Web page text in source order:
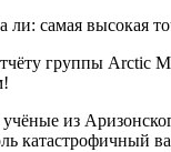
ли: самая высокая
группы Arctic
из
катастрофичный